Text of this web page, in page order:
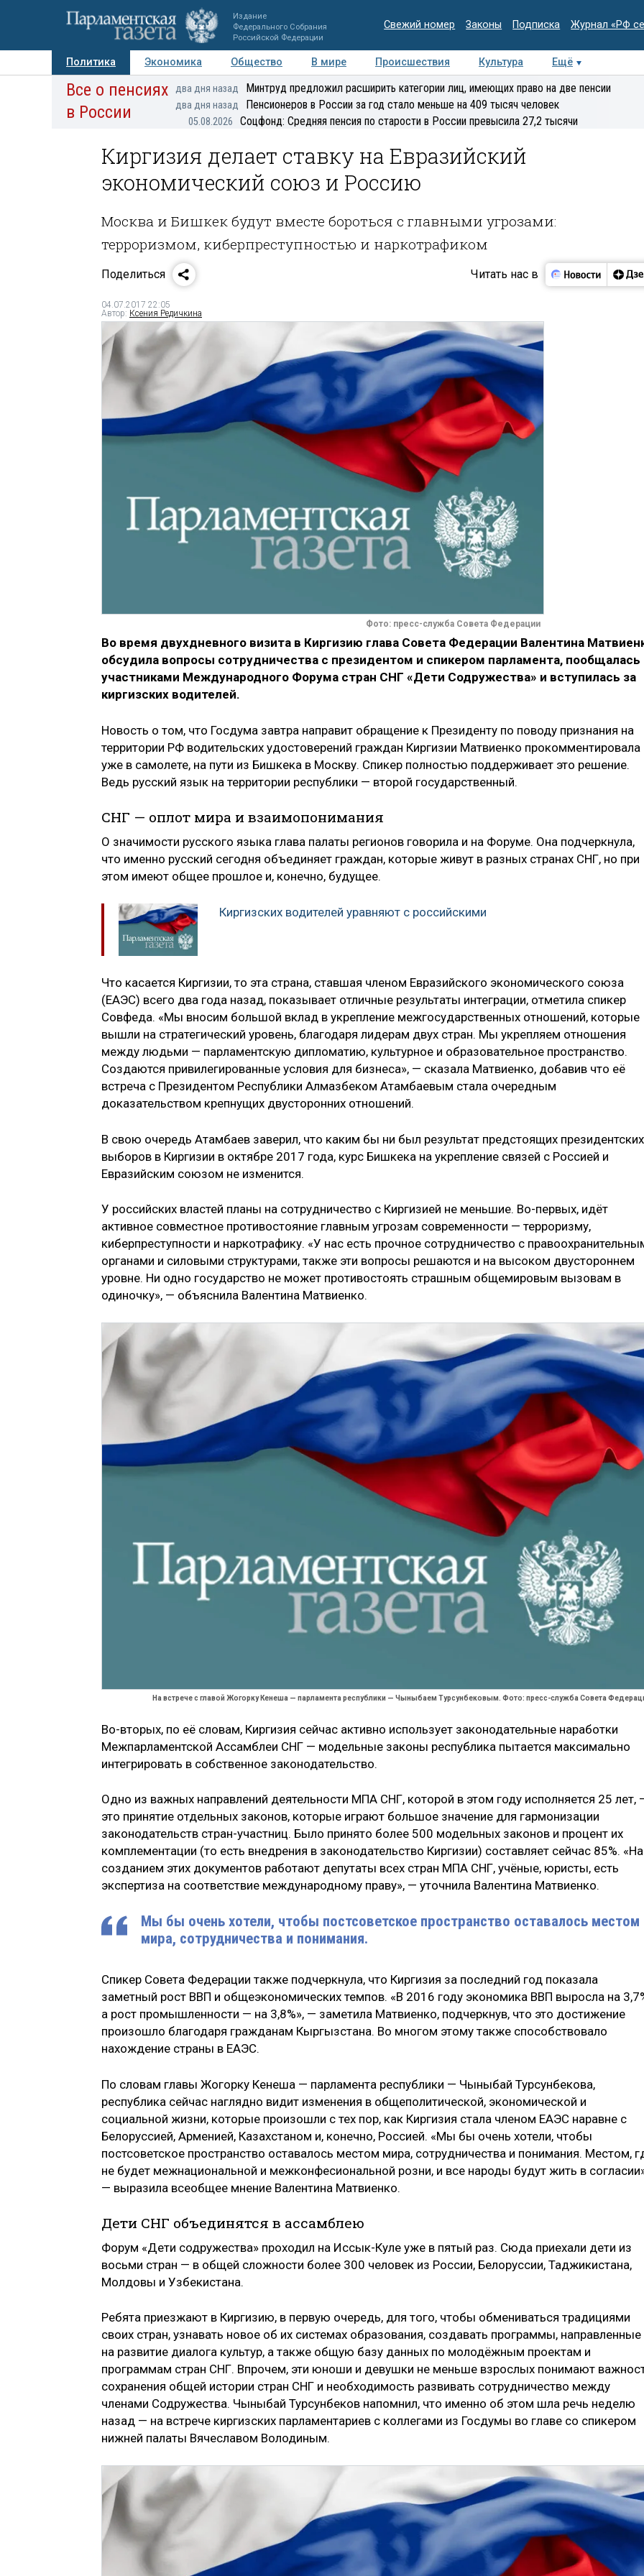
Издание
Федерального Собрания
Российской Федерации
Свежий номер Законы Подписка Журнал «РФ
Политика Экономика Общество В мире Происшествия Культура
Ещё
Авторы Персоны Мнения Регионы Медиацентр Интервью Колумнисты
Все о пенсиях
в России
два дня назад Минтруд предложил расширить категории лиц, имеющих право на две пенсии
два дня назад Пенсионеров в России за год стало меньше на 409 тысяч человек
05.08.2026 Соцфонд: Средняя пенсия по старости в России превысила 27,2 тысячи
Киргизия делает ставку на Евразийский
экономический союз и Россию
Москва и Бишкек будут вместе бороться с главными угрозами:
терроризмом, киберпреступностью и наркотрафиком
Поделиться Читать нас в
04.07.2017 22:05
Автор: Ксения Редичкина
Фото: пресс-служба Совета Федерации
Во время двухдневного визита в Киргизию глава Совета Федерации Валентина
обсудила вопросы сотрудничества с президентом и спикером парламента, пообщалась
участниками Международного Форума стран СНГ «Дети Содружества» и вступилась за
киргизских водителей.
Новость о том, что Госдума завтра направит обращение к Президенту по поводу признания на
территории РФ водительских удостоверений граждан Киргизии Матвиенко прокомментировала
уже в самолете, на пути из Бишкека в Москву. Спикер полностью поддерживает это решение.
Ведь русский язык на территории республики — второй государственный.
СНГ — оплот мира и взаимопонимания
О значимости русского языка глава палаты регионов говорила и на Форуме. Она подчеркнула,
что именно русский сегодня объединяет граждан, которые живут в разных странах СНГ, но при
этом имеют общее прошлое и, конечно, будущее.
Киргизских водителей уравняют с российскими
Что касается Киргизии, то эта страна, ставшая членом Евразийского экономического союза
(ЕАЭС) всего два года назад, показывает отличные результаты интеграции, отметила спикер
Совфеда. «Мы вносим большой вклад в укрепление межгосударственных отношений, которые
вышли на стратегический уровень, благодаря лидерам двух стран. Мы укрепляем отношения
между людьми — парламентскую дипломатию, культурное и образовательное пространство.
Создаются привилегированные условия для бизнеса», — сказала Матвиенко, добавив что её
встреча с Президентом Республики Алмазбеком Атамбаевым стала очередным
доказательством крепнущих двусторонних отношений.
В свою очередь Атамбаев заверил, что каким бы ни был результат предстоящих президентских
выборов в Киргизии в октябре 2017 года, курс Бишкека на укрепление связей с Россией и
Евразийским союзом не изменится.
У российских властей планы на сотрудничество с Киргизией не меньшие. Во-первых, идёт
активное совместное противостояние главным угрозам современности — терроризму,
киберпреступности и наркотрафику. «У нас есть прочное сотрудничество с
органами и силовыми структурами, также эти вопросы решаются и на высоком двустороннем
уровне. Ни одно государство не может противостоять страшным общемировым вызовам в
одиночку», — объяснила Валентина Матвиенко.
На встрече с главой Жогорку Кенеша — парламента республики — Чыныбаем Турсунбековым. Фото: пресс-служба Совета
Во-вторых, по её словам, Киргизия сейчас активно использует законодательные наработки
Межпарламентской Ассамблеи СНГ — модельные законы республика пытается максимально
интегрировать в собственное законодательство.
Одно из важных направлений деятельности МПА СНГ, которой в этом году исполняется 25 лет,
это принятие отдельных законов, которые играют большое значение для гармонизации
законодательств стран-участниц. Было принято более 500 модельных законов и процент их
комплементации (то есть внедрения в законодательство Киргизии) составляет сейчас 85%.
созданием этих документов работают депутаты всех стран МПА СНГ, учёные, юристы, есть
экспертиза на соответствие международному праву», — уточнила Валентина Матвиенко.
Мы бы очень хотели, чтобы постсоветское пространство оставалось местом
мира, сотрудничества и понимания.
Спикер Совета Федерации также подчеркнула, что Киргизия за последний год показала
заметный рост ВВП и общеэкономических темпов. «В 2016 году экономика ВВП выросла на
а рост промышленности — на 3,8%», — заметила Матвиенко, подчеркнув, что это достижение
произошло благодаря гражданам Кыргызстана. Во многом этому также способствовало
нахождение страны в ЕАЭС.
По словам главы Жогорку Кенеша — парламента республики — Чыныбай Турсунбекова,
республика сейчас наглядно видит изменения в общеполитической, экономической и
социальной жизни, которые произошли с тех пор, как Киргизия стала членом ЕАЭС наравне с
Белоруссией, Арменией, Казахстаном и, конечно, Россией. «Мы бы очень хотели, чтобы
постсоветское пространство оставалось местом мира, сотрудничества и понимания. Местом,
не будет межнациональной и межконфесиональной розни, и все народы будут жить в
— выразила всеобщее мнение Валентина Матвиенко.
Дети СНГ объединятся в ассамблею
Форум «Дети содружества» проходил на Иссык-Куле уже в пятый раз. Сюда приехали дети из
восьми стран — в общей сложности более 300 человек из России, Белоруссии, Таджикистана,
Молдовы и Узбекистана.
Ребята приезжают в Киргизию, в первую очередь, для того, чтобы обмениваться традициями
своих стран, узнавать новое об их системах образования, создавать программы, направленные
на развитие диалога культур, а также общую базу данных по молодёжным проектам и
программам стран СНГ. Впрочем, эти юноши и девушки не меньше взрослых понимают
сохранения общей истории стран СНГ и необходимость развивать сотрудничество между
членами Содружества. Чыныбай Турсунбеков напомнил, что именно об этом шла речь неделю
назад — на встрече киргизских парламентариев с коллегами из Госдумы во главе со спикером
нижней палаты Вячеславом Володиным.